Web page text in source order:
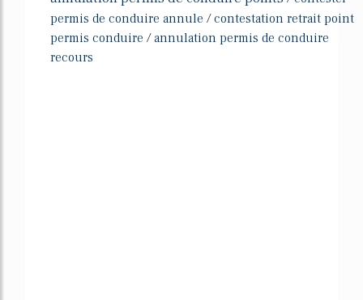
permis de conduire annule /contestation retrait point
permis conduire /annulation permis de conduire
recours